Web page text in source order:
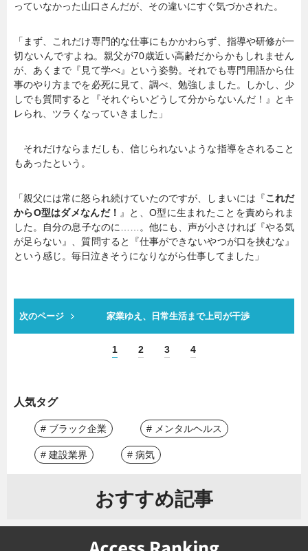
っていなかった山口さんだが、その違いにすぐ気づかされた。
「まず、これだけ専門的な仕事にもかかわらず、指導や研修が一
切ないんですよね。親父が70歳近い高齢だからかもしれません
が、あくまで『見て学べ』という姿勢。それでも専門用語から仕
事のやり方までを必死に見て、調べ、勉強しました。しかし、少
しでも質問すると『それぐらいどうして分からないんだ！』とキ
レられ、ツラくなっていきました」
それだけならまだしも、信じられないような指導をされること
もあったという。
「親父には常に怒られ続けていたのですが、しまいには『これだ
からO型はダメなんだ！ 』と、O型に生まれたことを責められま
した。自分の息子なのに……。他にも、声が小さければ『やる気
が足らない』、質問すると『仕事ができないやつが口を挟むな』
という感じ。毎日泣きそうになりながら仕事してました」
次のページ 家業ゆえ、日常生活まで上司が干渉
1 2 3 4
人気タグ
# ブラック企業 # メンタルヘルス
# 建設業界 # 病気
おすすめ記事